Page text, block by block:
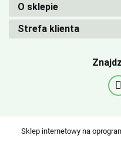
O sklepie
Strefa klienta
Sklep internetowy na